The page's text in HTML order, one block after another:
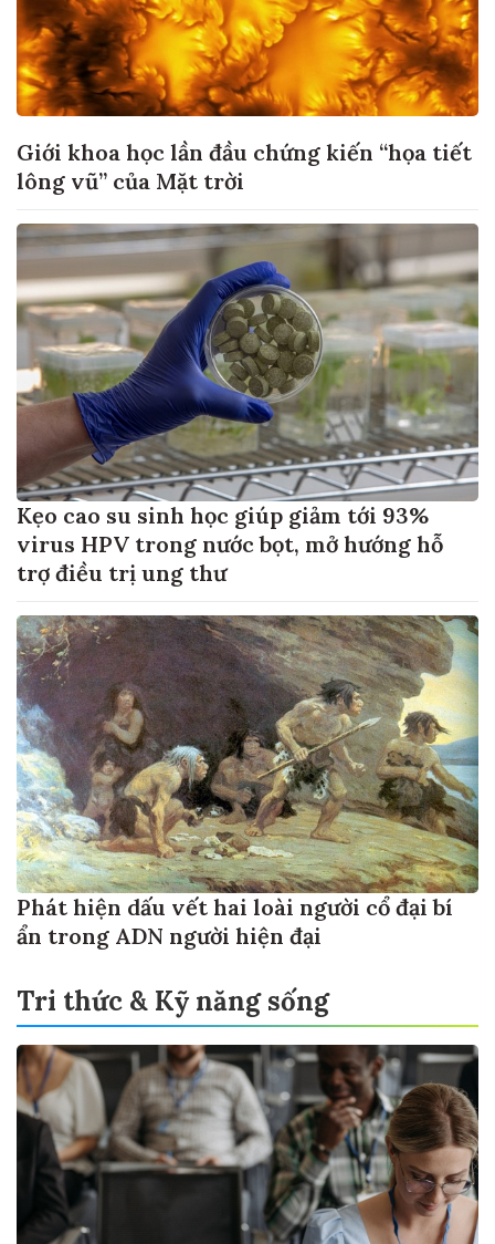
Giới khoa học lần đầu chứng kiến “họa tiết
lông vũ” của Mặt trời
Kẹo cao su sinh học giúp giảm tới 93%
virus HPV trong nước bọt, mở hướng hỗ
trợ điều trị ung thư
Phát hiện dấu vết hai loài người cổ đại bí
ẩn trong ADN người hiện đại
Tri thức & Kỹ năng sống